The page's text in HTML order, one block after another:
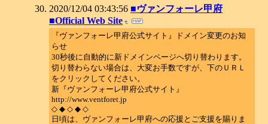
2020/12/04 03:43:56 ■ヴァンフォーレ甲府
■Official Web Site
『ヴァンフォーレ甲府公式サイト』ドメイン変更のお知
らせ
30秒後に自動的に新ドメインページへ切り替わります。
切り替わらない場合は、大変お手数ですが、下のＵＲＬ
をクリックしてください。
新『ヴァンフォーレ甲府公式サイト』
http://www.ventforet.jp
◇ ◆ ◇ ◆ ◇
日頃は、ヴァンフォーレ甲府への応援とご支援を賜りま